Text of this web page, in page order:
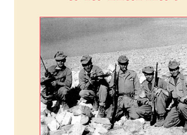
Livres de Peter Randa
Livres de Philippe Randa
Login Customizer
Newsletter
Nous Contacter